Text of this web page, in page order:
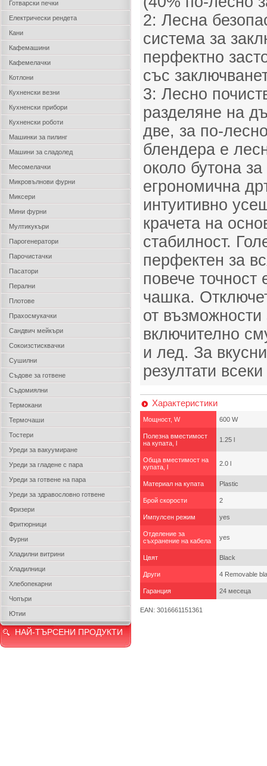
Готварски печки
Електрически рендета
Кани
Кафемашини
Кафемелачки
Котлони
Кухненски везни
Кухненски прибори
Кухненски роботи
Машинки за пилинг
Машини за сладолед
Месомелачки
Микровълнови фурни
Миксери
Мини фурни
Мултикукъри
Парогенератори
Парочистачки
Пасатори
Перални
Плотове
Прахосмукачки
Сандвич мейкъри
Сокоизстисквачки
Сушилни
Съдове за готвене
Съдомиялни
Термокани
Термочаши
Тостери
Уреди за вакуумиране
Уреди за гладене с пара
Уреди за готвене на пара
Уреди за здравословно готвене
Фризери
Фритюрници
Фурни
Хладилни витрини
Хладилници
Хлебопекарни
Чопъри
Ютии
НАЙ-ТЪРСЕНИ ПРОДУКТИ
2: Лесна
система за
перфектно
със
3: Лесно
разделяне на
две, за по-
блендера е
около бутона
егрономична
интуитивно
крачета на
стабилност.
перфектен за
повече
чашка.
от възможности
включително
и лед. За
резултати
Характеристики
Мощност, W 600 W
Полезна вместимост
на купата, l
1.25 l
Обща вместимост на
купата, l
2.0 l
Материал на купата Plastic
Брой скорости 2
Импулсен режим yes
Отделение за
съхранение на кабела
yes
Цвят Black
Други 4 Removable
Гаранция 24 месеца
EAN: 3016661151361